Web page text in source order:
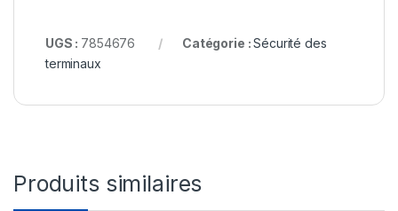
UGS : 7854676 Catégorie :Sécurité des
terminaux
Produits similaires